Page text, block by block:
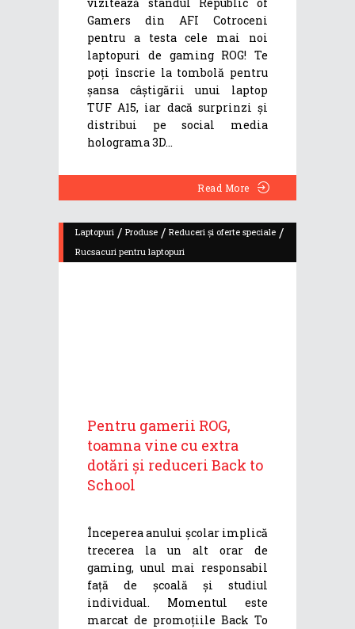
Gamers din AFI Cotroceni
pentru a testa cele mai noi
laptopuri de gaming ROG! Te
poți înscrie la tombolă pentru
șansa câștigării unui laptop
TUF A15, iar dacă surprinzi și
distribui pe social media
holograma 3D
Read More
Laptopuri / Produse / Reduceri și oferte speciale /
Rucsacuri pentru laptopuri
Pentru gamerii ROG,
toamna vine cu extra
dotări și reduceri Back to
School
Începerea anului școlar implică
trecerea la un alt orar de
gaming, unul mai responsabil
față de școală și studiul
individual. Momentul este
marcat de promoțiile Back To